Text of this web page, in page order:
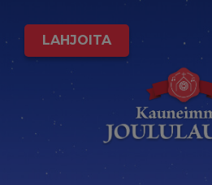
LAHJOITA